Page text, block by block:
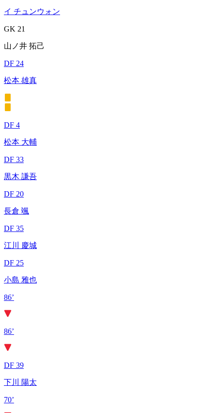
イ チュンウォン
GK 21
山ノ井 拓己
DF 24
松本 雄真
DF 4
松本 大輔
DF 33
黒木 謙吾
DF 20
長倉 颯
DF 35
江川 慶城
DF 25
小島 雅也
86’
86’
DF 39
下川 陽太
70’